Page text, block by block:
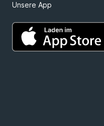
Unsere App